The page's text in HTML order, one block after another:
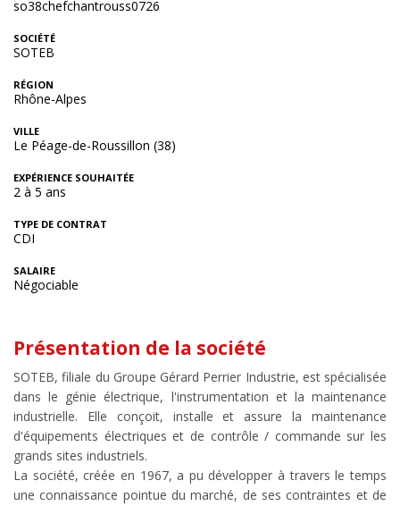
so38chefchantrouss0726
SOCIÉTÉ
SOTEB
RÉGION
Rhône-Alpes
VILLE
Le Péage-de-Roussillon (38)
EXPÉRIENCE SOUHAITÉE
2 à 5 ans
TYPE DE CONTRAT
CDI
SALAIRE
Négociable
Présentation de la société
SOTEB, filiale du Groupe Gérard Perrier Industrie, est spécialisée
dans le génie électrique, l'instrumentation et la maintenance
industrielle. Elle conçoit, installe et assure la maintenance
d'équipements électriques et de contrôle / commande sur les
grands sites industriels.
La société, créée en 1967, a pu développer à travers le temps
une connaissance pointue du marché, de ses contraintes et de